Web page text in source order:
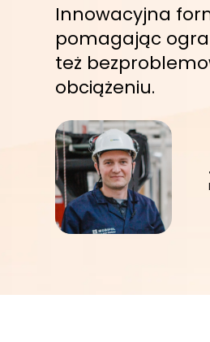
Innowacyjna
pomagając
też
obciążeniu.